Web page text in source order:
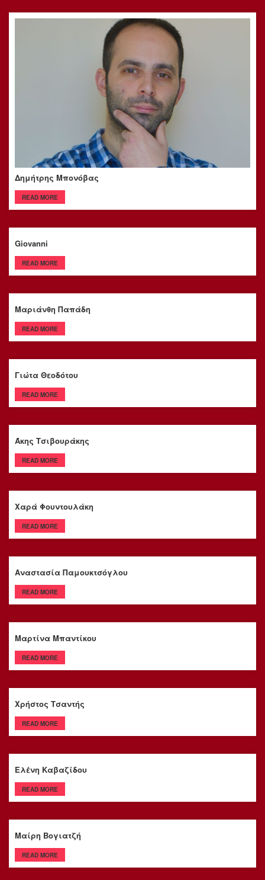
Δημήτρης Μπονόβας
READ MORE
Giovanni
READ MORE
Μαριάνθη Παπάδη
READ MORE
Γιώτα Θεοδότου
READ MORE
Άκης Τσιβουράκης
READ MORE
Χαρά Φουντουλάκη
READ MORE
Αναστασία Παμουκτσόγλου
READ MORE
Μαρτίνα Μπαντίκου
READ MORE
Χρήστος Τσαντής
READ MORE
Ελένη Καβαζίδου
READ MORE
Μαίρη Βογιατζή
READ MORE